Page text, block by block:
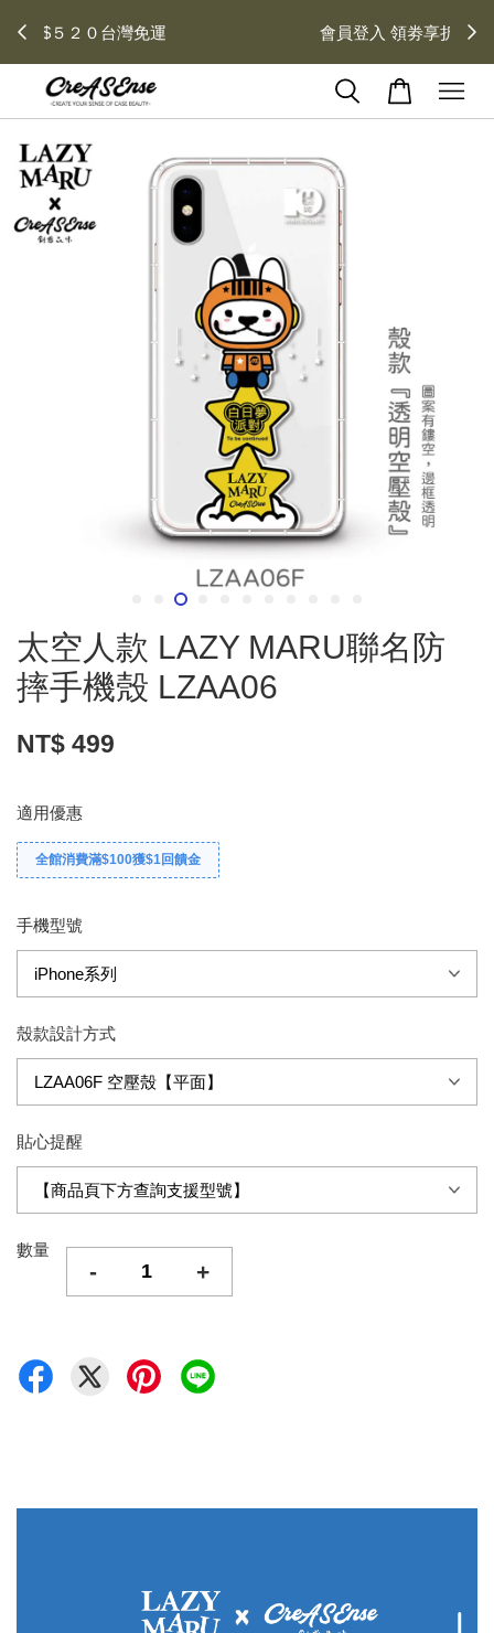
會員登入 領劵享折扣 去領劵
太空人款 LAZY MARU聯名防
摔手機殼 LZAA06
NT$ 499
適用優惠
全館消費滿$100獲$1回饋金
手機型號
殼款設計方式
貼心提醒
數量
- +